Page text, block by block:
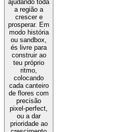
ajudando toda
a região a
crescer e
prosperar. Em
modo história
ou sandbox,
és livre para
construir ao
teu próprio
ritmo,
colocando
cada canteiro
de flores com
precisão
pixel-perfect,
ou a dar
prioridade ao